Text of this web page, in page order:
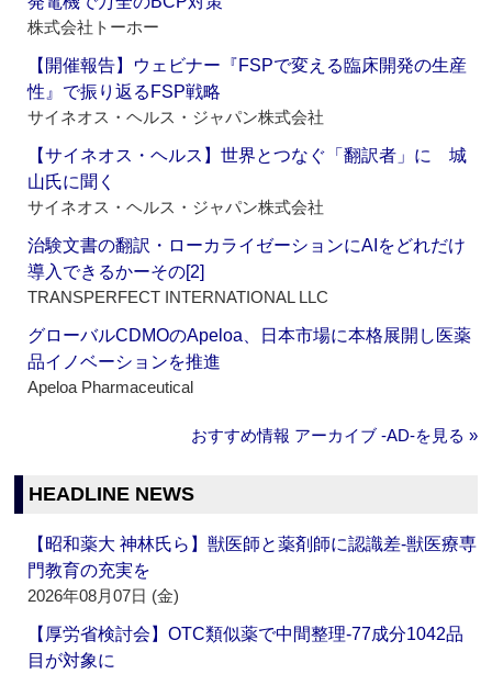
株式会社トーホー
【開催報告】ウェビナー『FSPで変える臨床開発の生産
性』で振り返るFSP戦略
サイネオス・ヘルス・ジャパン株式会社
【サイネオス・ヘルス】世界とつなぐ「翻訳者」に 城
山氏に聞く
サイネオス・ヘルス・ジャパン株式会社
治験文書の翻訳・ローカライゼーションにAIをどれだけ
導入できるかーその[2]
TRANSPERFECT INTERNATIONAL LLC
グローバルCDMOのApeloa、日本市場に本格展開し医薬
品イノベーションを推進
Apeloa Pharmaceutical
おすすめ情報 アーカイブ ‐AD‐を見る »
HEADLINE NEWS
【昭和薬大 神林氏ら】獣医師と薬剤師に認識差‐獣医療専
門教育の充実を
2026年08月07日 (金)
【厚労省検討会】OTC類似薬で中間整理‐77成分1042品
目が対象に